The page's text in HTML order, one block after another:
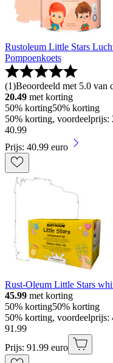
Rustoleum Little Stars
Pompoenkoets
(1)Beoordeeld met 5.0 van
20.49 met korting
50% korting50% korting
50% korting, voordeelprijs:
40.99
Prijs: 40.99 euro
Rust-Oleum Little Stars
45.99 met korting
50% korting50% korting
50% korting, voordeelprijs:
91 .99
Prijs: 91.99 euro